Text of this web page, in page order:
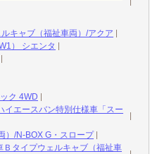
キャブ（福祉車両）/アクア
） シエンタ
ク 4WD
イエースバン特別仕様車「スー
）/N-BOX G・スロープ
タイプウェルキャブ（福祉車